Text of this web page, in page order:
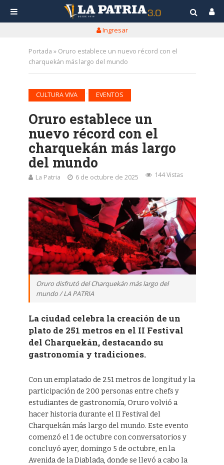
Ingresar
Portada » Oruro establece un nuevo récord con el
charquekán más largo del mundo
CULTURA VIVA EVENTOS
Oruro establece un
nuevo récord con el
charquekán más largo
del mundo
La Patria 6 de octubre de 2025 144 Vistas
Oruro disfrutó del Charquekán más largo del
mundo / LA PATRIA
La ciudad celebra la creación de un
plato de 251 metros en el II Festival
del Charquekán, destacando su
gastronomía y tradiciones.
Con un emplatado de 251 metros de longitud y la
participación de 200 personas entre chefs y
estudiantes de gastronomía, Oruro volvió a
hacer historia durante el II Festival del
Charquekán más largo del mundo. Este evento
comenzó el 1 de octubre con conversatorios y
concluyó ayer, domingo 5 de octubre, en la
Avenida de la Diablada, donde se llevó a cabo la